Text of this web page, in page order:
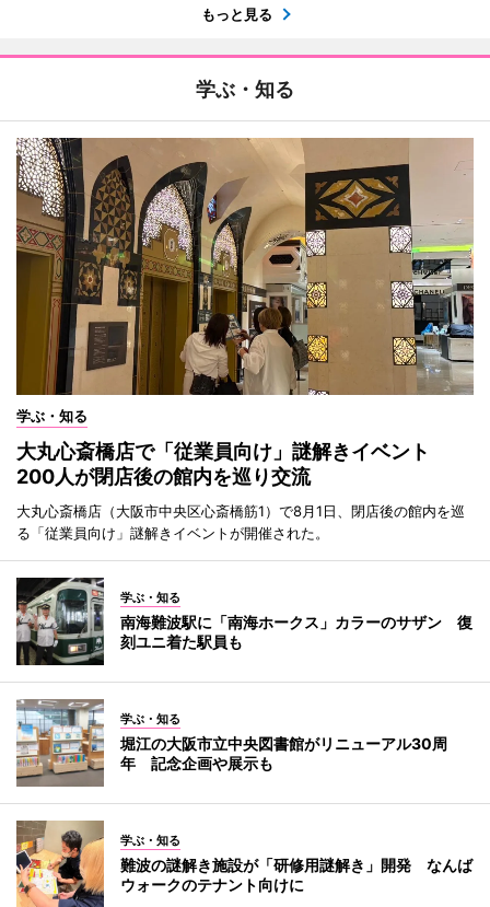
もっと見る
学ぶ・知る
学ぶ・知る
大丸心斎橋店で「従業員向け」謎解きイベント
200人が閉店後の館内を巡り交流
大丸心斎橋店（大阪市中央区心斎橋筋1）で8月1日、閉店後の館内を巡
る「従業員向け」謎解きイベントが開催された。
学ぶ・知る
南海難波駅に「南海ホークス」カラーのサザン 復
刻ユニ着た駅員も
学ぶ・知る
堀江の大阪市立中央図書館がリニューアル30周
年 記念企画や展示も
学ぶ・知る
難波の謎解き施設が「研修用謎解き」開発 なんば
ウォークのテナント向けに